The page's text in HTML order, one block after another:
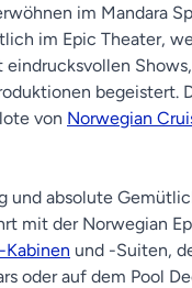
im Mandara
im Epic Theater,
eindrucksvollen
begeistert.
von Norwegian
und absolute
mit der Norwegian
und -Suiten,
oder auf dem Pool